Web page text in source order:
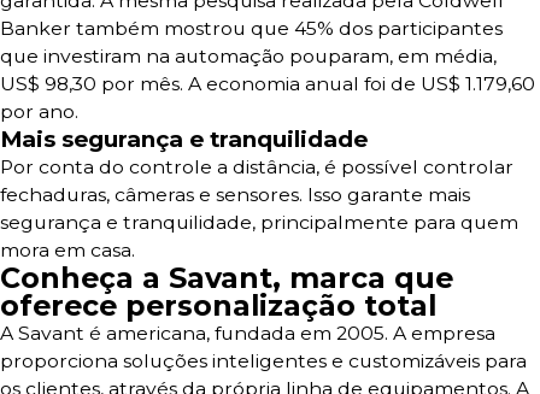
Banker também mostrou que 45% dos participantes
que investiram na automação pouparam, em média,
US$ 98,30 por mês. A economia anual foi de US$ 1.179,60
por ano.
Mais segurança e tranquilidade
Por conta do controle a distância, é possível controlar
fechaduras, câmeras e sensores. Isso garante mais
segurança e tranquilidade, principalmente para quem
mora em casa.
Conheça a Savant, marca que
oferece personalização total
A Savant é americana, fundada em 2005. A empresa
proporciona soluções inteligentes e customizáveis para
os clientes, através da própria linha de equipamentos. A